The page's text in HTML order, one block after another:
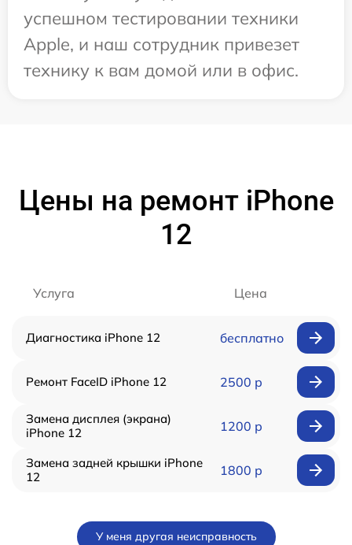
успешном тестировании техники
Apple, и наш сотрудник привезет
технику к вам домой или в офис.
Цены на ремонт iPhone
12
Услуга Цена
Диагностика iPhone 12 бесплатно
Ремонт FaceID iPhone 12 2500 р
Замена дисплея (экрана)
iPhone 12
1200 р
Замена задней крышки iPhone
12
1800 р
У меня другая неисправность